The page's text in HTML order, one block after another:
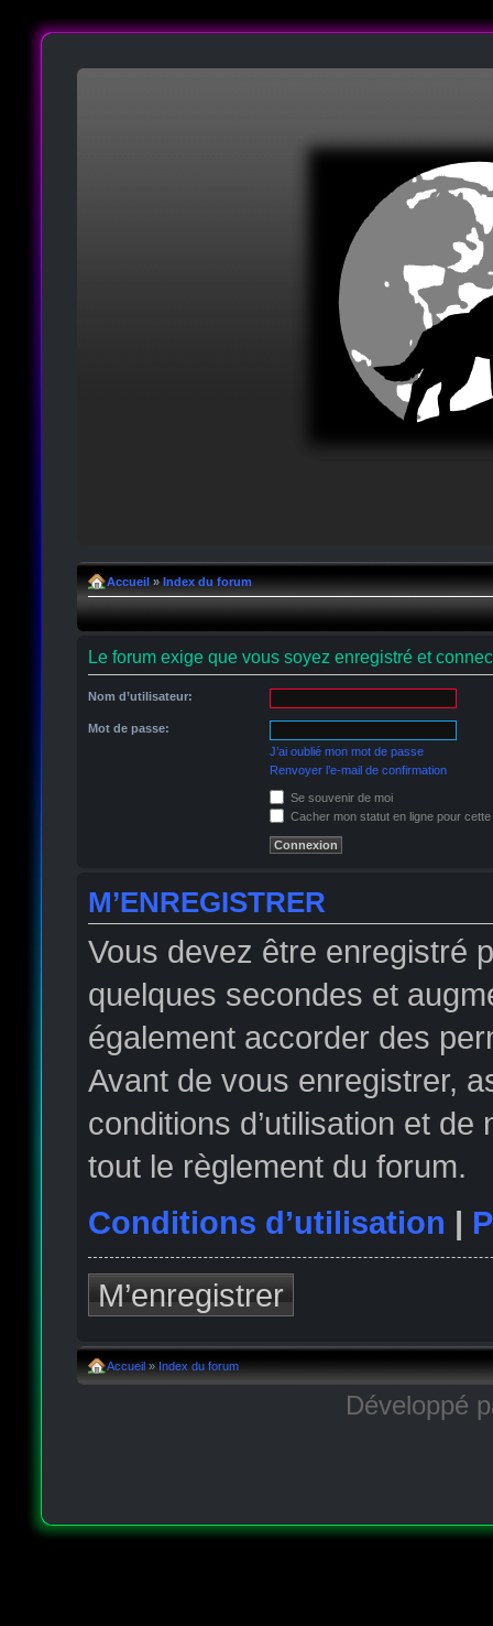
Accueil » Index du forum
Le forum exige que vous soyez enregistré et
Nom d’utilisateur:
Mot de passe:
J’ai oublié mon mot de passe
Renvoyer l’e-mail de confirmation
Se souvenir de moi
Cacher mon statut en ligne pour
M’ENREGISTRER
Vous devez être enregistré
quelques secondes et
également accorder des
Avant de vous enregistrer,
conditions d’utilisation et
tout le règlement du forum.
Conditions d’utilisation |
M’enregistrer
Accueil » Index du forum
Développé